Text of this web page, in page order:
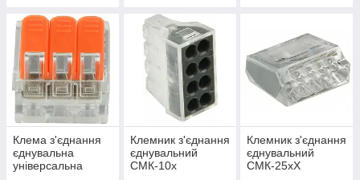
Клема з'єднання
єднувальна
універсальна
Клемник з'єднання
єднувальний
СМК-10х
Клемник з'єднання
єднувальний
СМК-25хХ